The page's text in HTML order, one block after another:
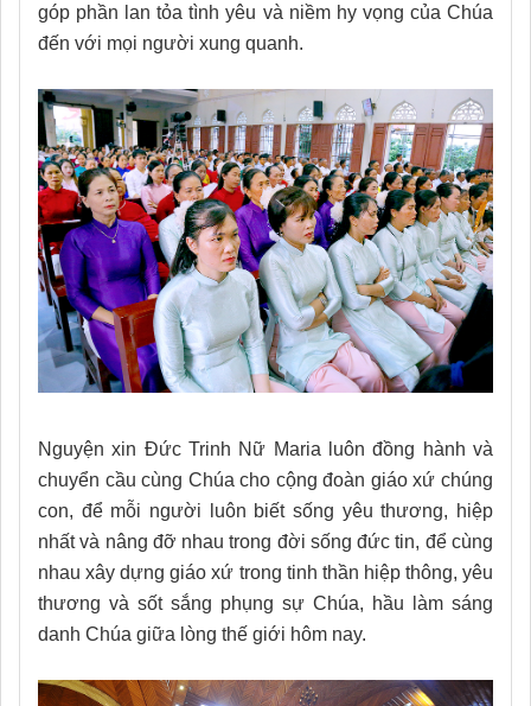
góp phần lan tỏa tình yêu và niềm hy vọng của Chúa
đến với mọi người xung quanh.
Nguyện xin Đức Trinh Nữ Maria luôn đồng hành và
chuyển cầu cùng Chúa cho cộng đoàn giáo xứ chúng
con, để mỗi người luôn biết sống yêu thương, hiệp
nhất và nâng đỡ nhau trong đời sống đức tin, để cùng
nhau xây dựng giáo xứ trong tinh thần hiệp thông, yêu
thương và sốt sắng phụng sự Chúa, hầu làm sáng
danh Chúa giữa lòng thế giới hôm nay.